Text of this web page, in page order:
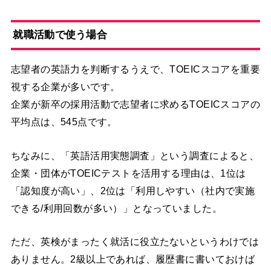
就職活動で使う場合
志望者の英語力を判断するうえで、TOEICスコアを重要
視する企業が多いです。
企業が新卒の採用活動で志望者に求めるTOEICスコアの
平均点は、545点です。
ちなみに、「英語活用実態調査」という調査によると、
企業・団体がTOEICテストを活用する理由は、1位は
「認知度が高い」、2位は「利用しやすい（社内で実施
できる/利用回数が多い）」となっていました。
ただ、英検がまったく就活に役立たないというわけでは
ありません。2級以上であれば、履歴書に書いておけば